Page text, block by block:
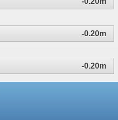
-0.20m
-0.20m